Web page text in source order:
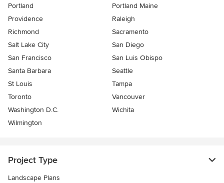
Portland
Portland Maine
Providence
Raleigh
Richmond
Sacramento
Salt Lake City
San Diego
San Francisco
San Luis Obispo
Santa Barbara
Seattle
St Louis
Tampa
Toronto
Vancouver
Washington D.C.
Wichita
Wilmington
Project Type
Landscape Plans